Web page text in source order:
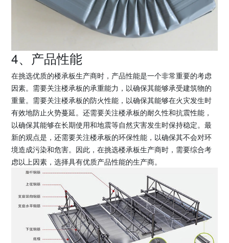
4、产品性能
在挑选优质的楼承板生产商时，产品性能是一个非常重要的考虑
因素。需要关注楼承板的承重能力，以确保其能够承受建筑物的
重量。需要关注楼承板的防火性能，以确保其能够在火灾发生时
有效地防止火势蔓延。还需要关注楼承板的耐久性和抗震性能，
以确保其能够在长期使用和地震等自然灾害发生时保持稳定。最
新的观点是，还需要关注楼承板的环保性能，以确保其不会对环
境造成污染和危害。因此，在挑选楼承板生产商时，需要综合考
虑以上因素，选择具有优质产品性能的生产商。